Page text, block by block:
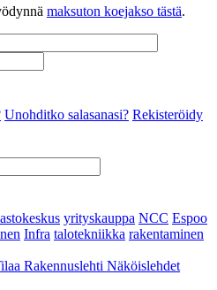
maksuton koejakso tästä.
Unohditko salasanasi? Rekisteröidy
yrityskauppa NCC Espoo
Infra talotekniikka rakentaminen
Rakennuslehti Näköislehdet